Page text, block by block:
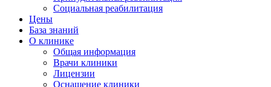
Социальная реабилитация
Цены
База знаний
О клинике
Общая информация
Врачи клиники
Лицензии
Оснащение клиники